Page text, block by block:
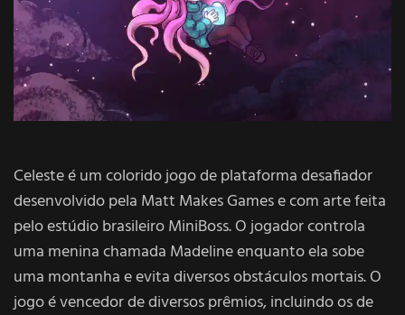
Celeste é um coloridojogo de plataformadesafiador
desenvolvido pela Matt Makes Games e com arte feita
pelo estúdio brasileiro MiniBoss. O jogador controla
uma menina chamada Madeline enquanto ela sobe
uma montanha e evita diversos obstáculos mortais. O
jogo é vencedor de diversos prêmios, incluindo os de